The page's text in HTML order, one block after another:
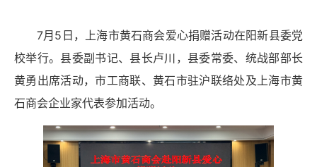
7月5日，上海市黄石商会爱心捐赠活动在阳新县委党
校举行。县委副书记、县长卢川，县委常委、统战部部长
黄勇出席活动，市工商联、黄石市驻沪联络处及上海市黄
石商会企业家代表参加活动。